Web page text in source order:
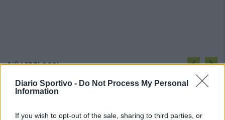
Diario Sportivo - Do Not Process My Personal
Information
If you wish to opt-out of the sale, sharing to third parties, or
PIÙ LETTI OGGI
giovani tra i…